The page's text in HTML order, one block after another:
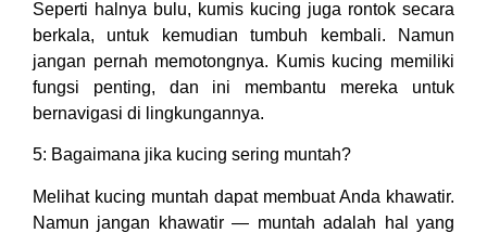
Seperti halnya bulu, kumis kucing juga rontok secara
berkala, untuk kemudian tumbuh kembali. Namun
jangan pernah memotongnya. Kumis kucing memiliki
fungsi penting, dan ini membantu mereka untuk
bernavigasi di lingkungannya.
5: Bagaimana jika kucing sering muntah?
Melihat kucing muntah dapat membuat Anda khawatir.
Namun jangan khawatir — muntah adalah hal yang